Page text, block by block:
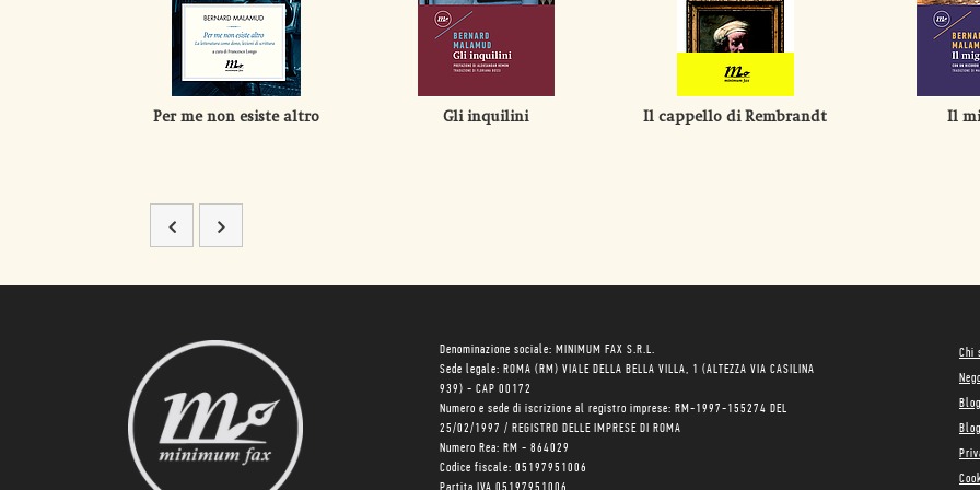
Per me non esiste altro Gli inquilini Il cappello di Rembrandt Il
Denominazione sociale: MINIMUM FAX S.R.L.
Sede legale: ROMA (RM) VIALE DELLA BELLA VILLA, 1 (ALTEZZA VIA CASILINA
939) - CAP 00172
Numero e sede di iscrizione al registro imprese: RM-1997-155274 DEL
25/02/1997 / REGISTRO DELLE IMPRESE DI ROMA
Numero Rea: RM - 864029
Codice fiscale: 05197951006
Chi